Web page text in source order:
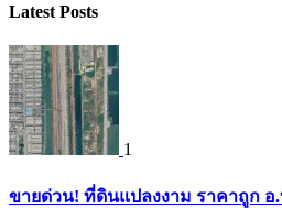
Latest Posts
1
ขายด่วน! ที่ดินแปลงงาม ราคาถูก อ.